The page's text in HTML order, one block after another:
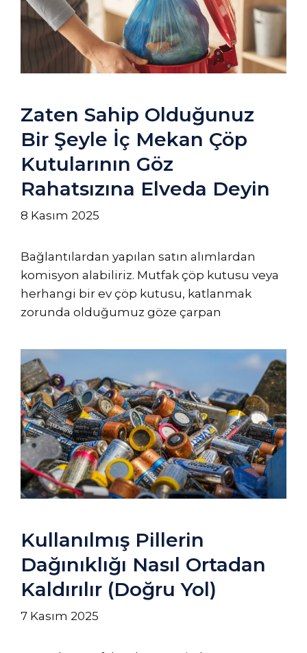
Zaten Sahip Olduğunuz
Bir Şeyle İç Mekan Çöp
Kutularının Göz
Rahatsızına Elveda Deyin
8 Kasım 2025
Bağlantılardan yapılan satın alımlardan
komisyon alabiliriz. Mutfak çöp kutusu veya
herhangi bir ev çöp kutusu, katlanmak
zorunda olduğumuz göze çarpan
Kullanılmış Pillerin
Dağınıklığı Nasıl Ortadan
Kaldırılır (Doğru Yol)
7 Kasım 2025